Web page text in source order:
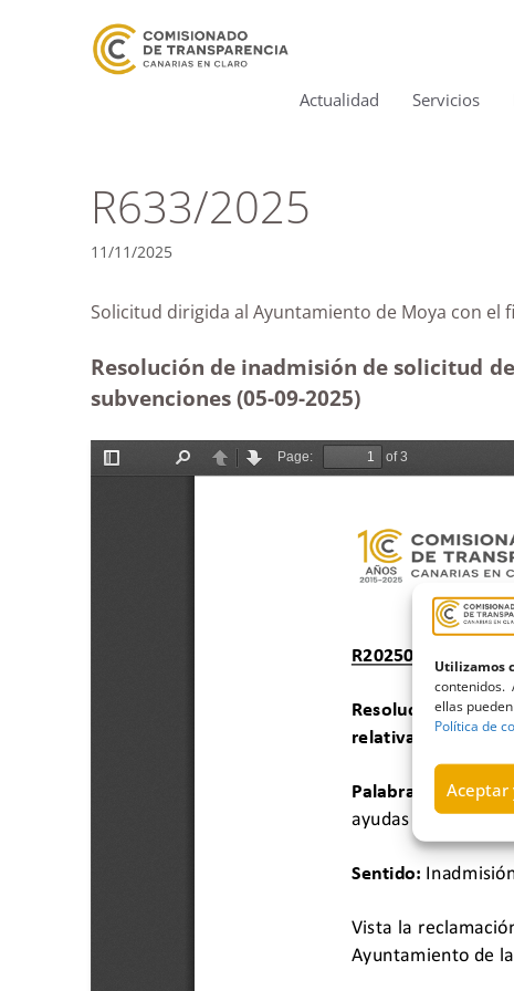
Utilizamos
contenidos.
ellas
Política de
Aceptar
Actualidad Servicios
R633/2025
11/11/2025
Solicitud dirigida al Ayuntamiento de Moya
Resolución de inadmisión de solicitud
subvenciones (05-09-2025)